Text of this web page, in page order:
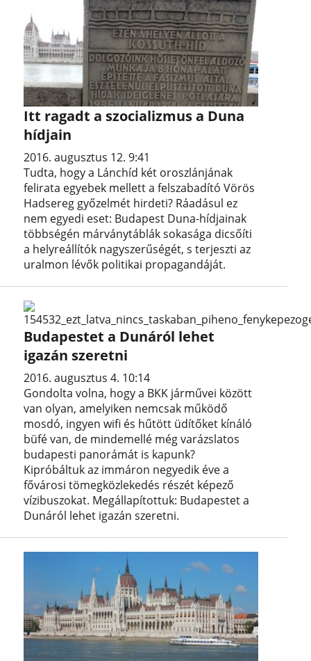
Itt ragadt a szocializmus a Duna
hídjain
2016. augusztus 12. 9:41
Tudta, hogy a Lánchíd két oroszlánjának
felirata egyebek mellett a felszabadító Vörös
Hadsereg győzelmét hirdeti? Ráadásul ez
nem egyedi eset: Budapest Duna-hídjainak
többségén márványtáblák sokasága dicsőíti
a helyreállítók nagyszerűségét, s terjeszti az
uralmon lévők politikai propagandáját.
Budapestet a Dunáról lehet
igazán szeretni
2016. augusztus 4. 10:14
Gondolta volna, hogy a BKK járművei között
van olyan, amelyiken nemcsak működő
mosdó, ingyen wifi és hűtött üdítőket kínáló
büfé van, de mindemellé még varázslatos
budapesti panorámát is kapunk?
Kipróbáltuk az immáron negyedik éve a
fővárosi tömegközlekedés részét képező
vízibuszokat. Megállapítottuk: Budapestet a
Dunáról lehet igazán szeretni.